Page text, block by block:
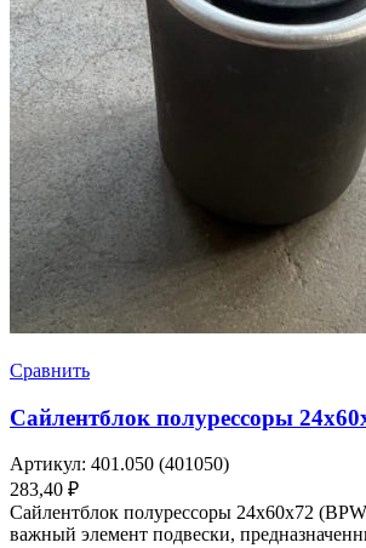
Сравнить
Сайлентблок полурессоры
Артикул: 401.050 (401050)
283,40 ₽
Сайлентблок полурессоры 24х60х72
важный элемент подвески,